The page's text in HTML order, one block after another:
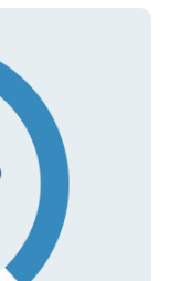
ください。